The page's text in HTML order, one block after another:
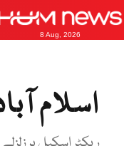
8 Aug, 2026
اسلام